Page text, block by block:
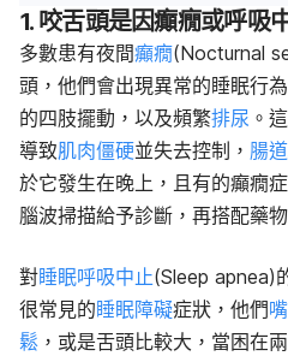
1. 咬舌頭是因癲癇或呼吸
多數患有夜間癲癇(Nocturnal
頭，他們會出現異常的睡眠行
的四肢擺動，以及頻繁排尿 。
導致肌肉僵硬並失去控制， 腸道
於它發生在晚上，且有的癲癇
腦波掃描給予診斷，再搭配藥
對睡眠呼吸中止(Sleep apnea)
很常見的睡眠障礙症狀，他們
鬆 ，或是舌頭比較大，當困在